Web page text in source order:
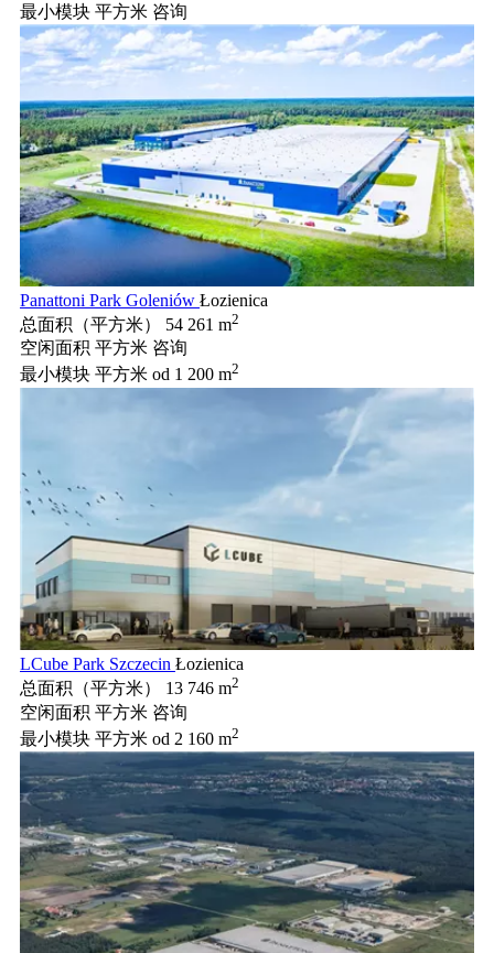
最小模块 平方米 咨询
Panattoni Park Goleniów Łozienica
总面积（平方米）
54 261 m2
空闲面积 平方米 咨询
最小模块 平方米 od 1 200 m2
LCube Park Szczecin Łozienica
总面积（平方米）
13 746 m2
空闲面积 平方米 咨询
最小模块 平方米 od 2 160 m2